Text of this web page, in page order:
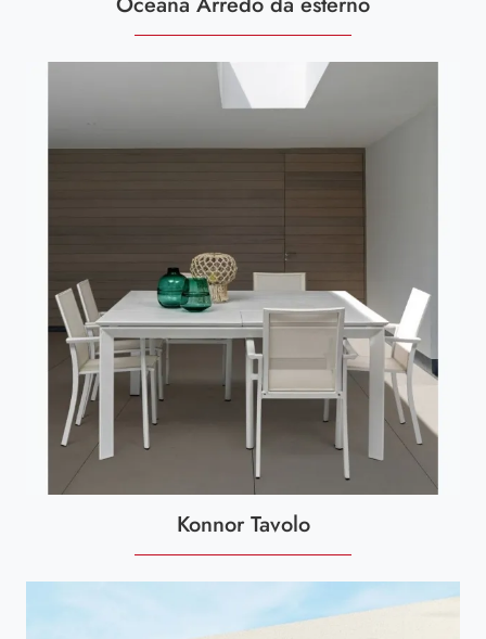
Konnor Tavolo